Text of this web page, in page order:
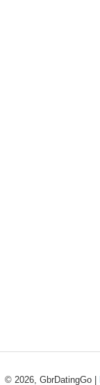
© 2026, GbrDatingGo |